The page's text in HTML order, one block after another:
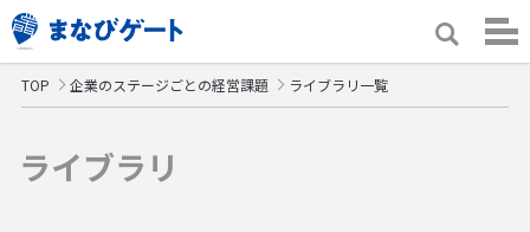
TOP 企業のステージごとの経営課題 ライブラリ一覧
ライブラリ